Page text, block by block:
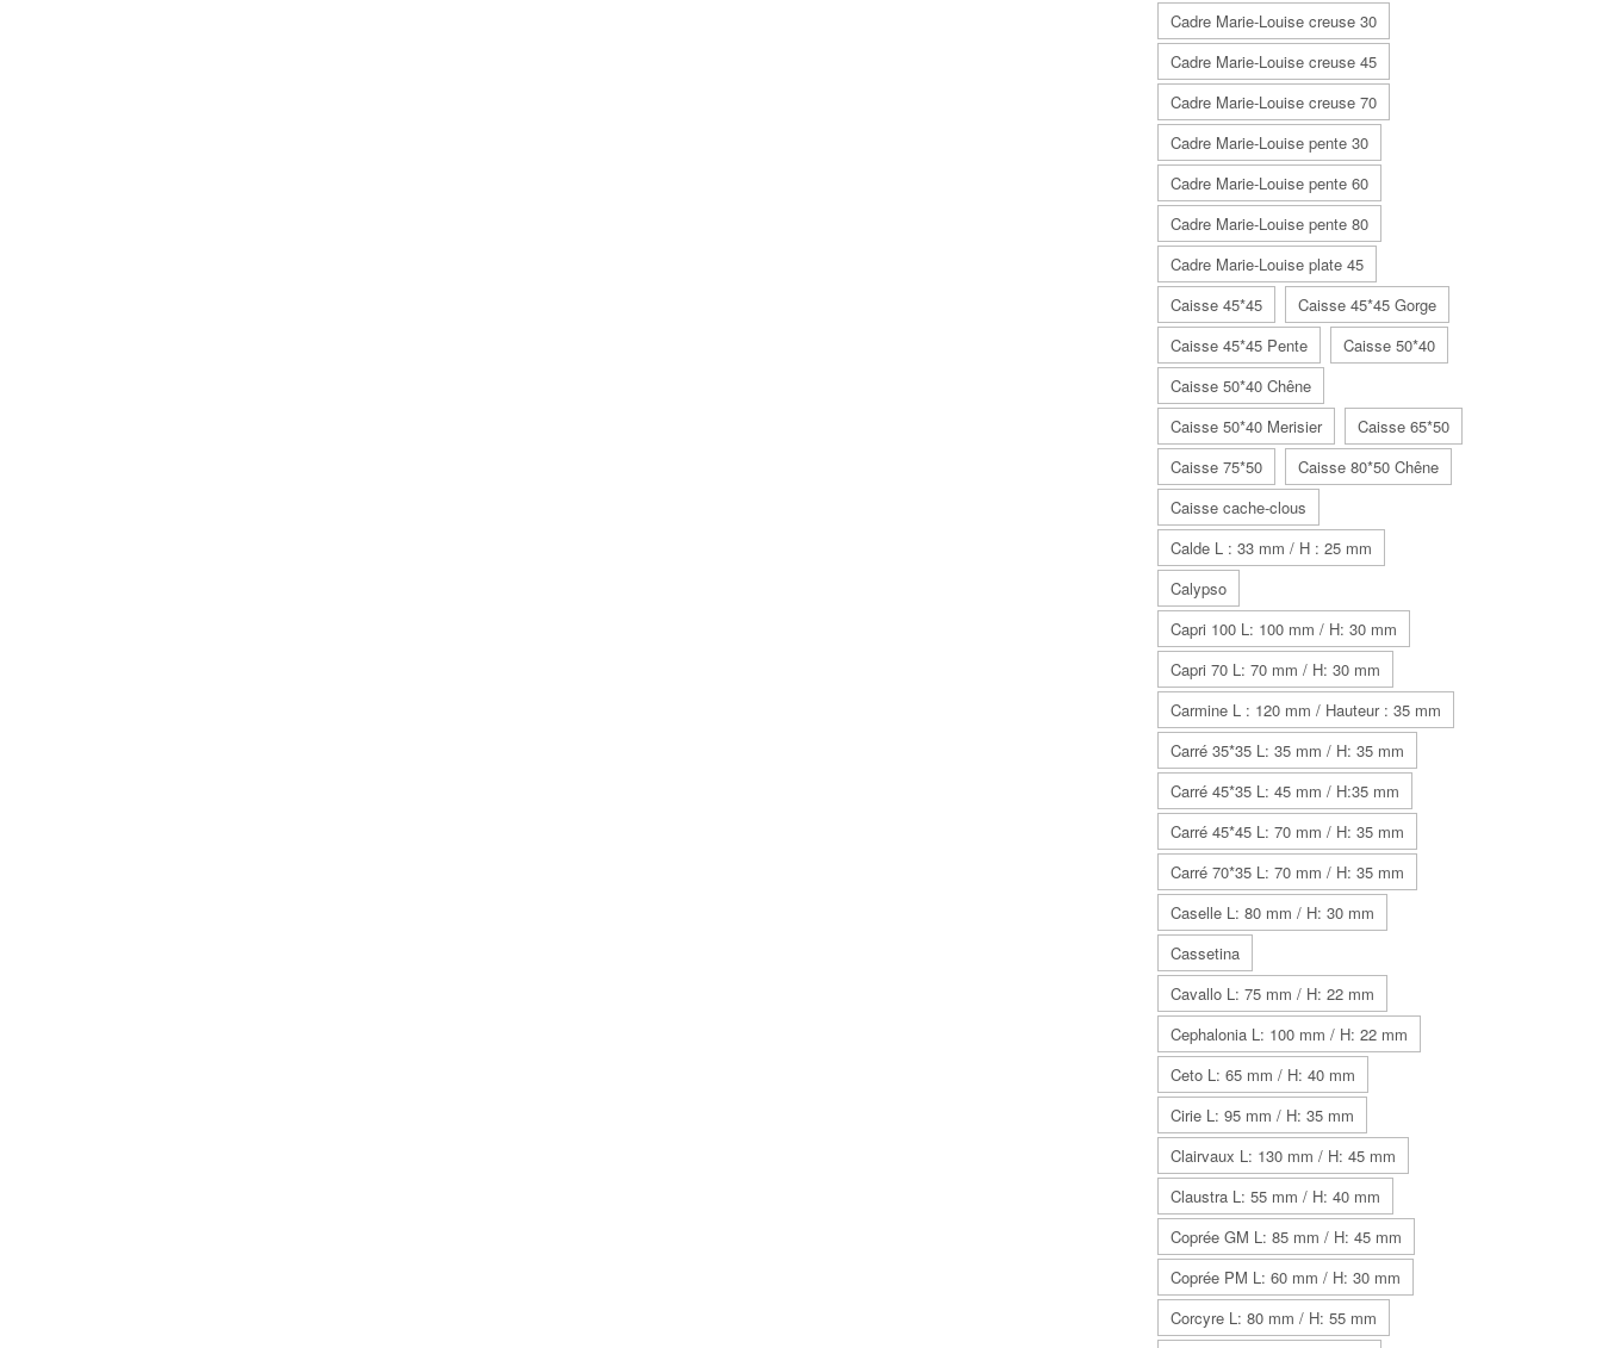
Cadre Marie-Louise creuse 30
Cadre Marie-Louise creuse 45
Cadre Marie-Louise creuse 70
Cadre Marie-Louise pente 30
Cadre Marie-Louise pente 60
Cadre Marie-Louise pente 80
Cadre Marie-Louise plate 45
Caisse 45*45
Caisse 45*45 Gorge
Caisse 45*45 Pente
Caisse 50*40
Caisse 50*40 Chêne
Caisse 50*40 Merisier
Caisse 65*50
Caisse 75*50
Caisse 80*50 Chêne
Caisse cache-clous
Calde L : 33 mm / H : 25 mm
Calypso
Capri 100 L: 100 mm / H: 30 mm
Capri 70 L: 70 mm / H: 30 mm
Carmine L : 120 mm / Hauteur : 35 mm
Carré 35*35 L: 35 mm / H: 35 mm
Carré 45*35 L: 45 mm / H:35 mm
Carré 45*45 L: 70 mm / H: 35 mm
Carré 70*35 L: 70 mm / H: 35 mm
Caselle L: 80 mm / H: 30 mm
Cassetina
Cavallo L: 75 mm / H: 22 mm
Cephalonia L: 100 mm / H: 22 mm
Ceto L: 65 mm / H: 40 mm
Cirie L: 95 mm / H: 35 mm
Clairvaux L: 130 mm / H: 45 mm
Claustra L: 55 mm / H: 40 mm
Coprée GM L: 85 mm / H: 45 mm
Coprée PM L: 60 mm / H: 30 mm
Corcyre L: 80 mm / H: 55 mm